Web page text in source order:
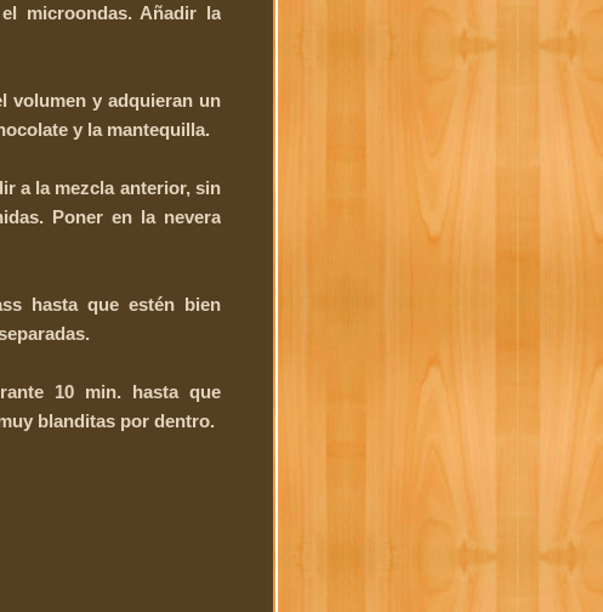
microondas. Añadir la
volumen y adquieran un
y la mantequilla.
a la mezcla anterior, sin
Poner en la nevera
hasta que estén bien
10 min. hasta que
blanditas por dentro.